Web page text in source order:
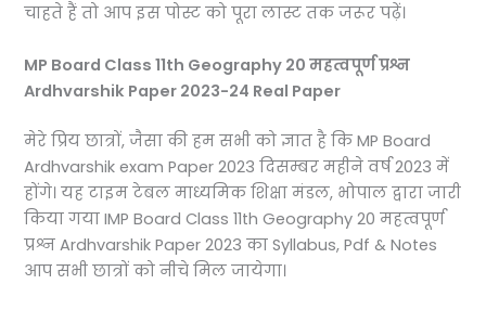
चाहते हैं तो आप इस पोस्ट को पूरा लास्ट तक जरूर पढ़ें।
MP Board Class 11th Geography 20 महत्वपूर्ण प्रश्न
Ardhvarshik Paper 2023-24 Real Paper
मेरे प्रिय छात्रों, जैसा की हम सभी को ज्ञात है कि MP Board
Ardhvarshik exam Paper 2023 दिसम्बर महीने वर्ष 2023 में
होंगे। यह टाइम टेबल माध्यमिक शिक्षा मंडल, भोपाल द्वारा जारी
किया गया IMP Board Class 11th Geography 20 महत्वपूर्ण
प्रश्न Ardhvarshik Paper 2023 का Syllabus, Pdf & Notes
आप सभी छात्रों को नीचे मिल जायेगा।